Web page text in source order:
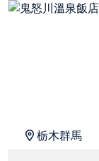
栃木群馬